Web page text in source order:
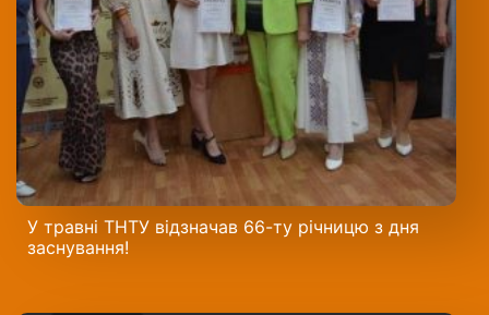
У травні ТНТУ відзначав 66-ту річницю з дня
заснування!